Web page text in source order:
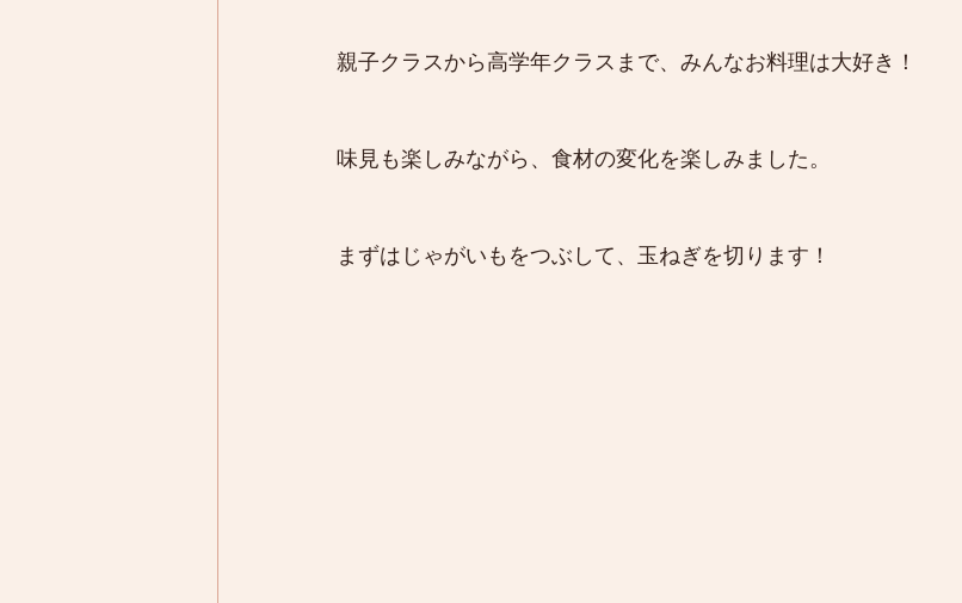
親子クラスから高学年クラスまで、みんなお料理は大好き！
味見も楽しみながら、食材の変化を楽しみました。
まずはじゃがいもをつぶして、玉ねぎを切ります！